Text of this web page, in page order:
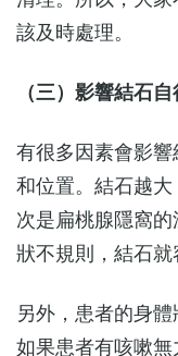
該及時處理。
（三）影響結石
有很多因素會影
和位置。結石越
次是扁桃腺隱窩
狀不規則，結石就
另外，患者的身
如果患者有咳嗽